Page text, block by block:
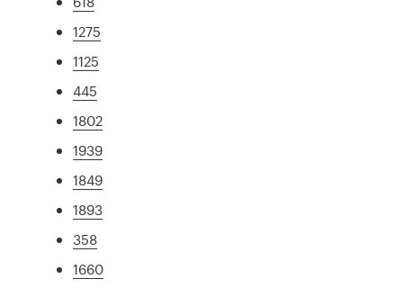
1275
1125
445
1802
1939
1849
1893
358
1660